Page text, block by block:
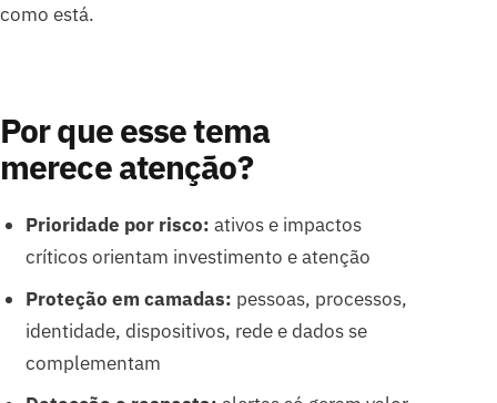
como está.
Por que esse tema
merece atenção?
Prioridade por risco: ativos e impactos
críticos orientam investimento e atenção
Proteção em camadas: pessoas, processos,
identidade, dispositivos, rede e dados se
complementam